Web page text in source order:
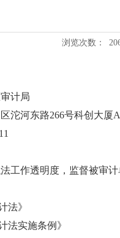
浏览次数：
计局
沱河东路266号科创大厦
工作透明度，监督被审
法》
法实施条例》